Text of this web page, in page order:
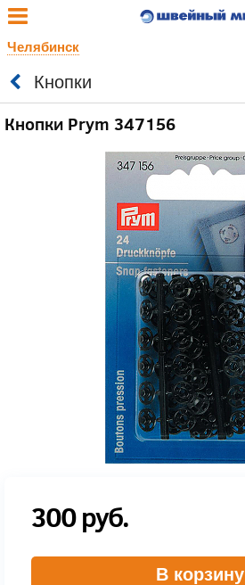
Челябинск
Кнопки
Кнопки Prym 347156
300руб.
В корзину